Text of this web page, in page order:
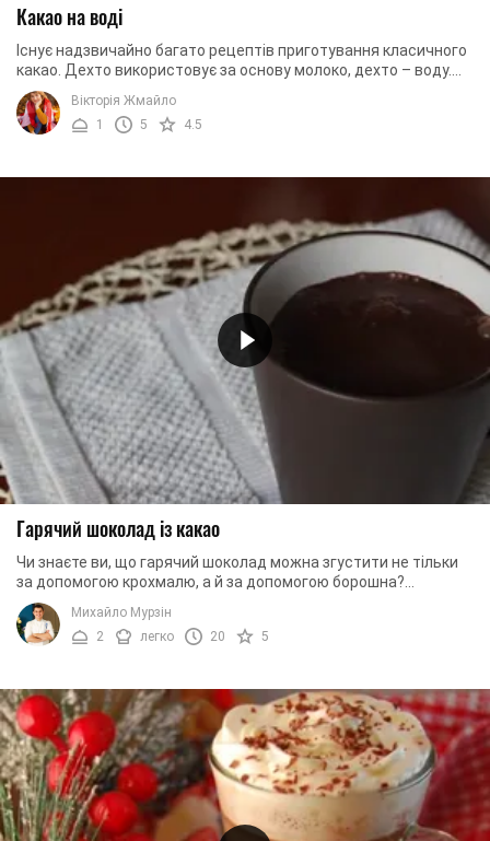
Какао на воді
Існує надзвичайно багато рецептів приготування класичного
какао. Дехто використовує за основу молоко, дехто – воду.
Хтось додає улюблені спеції, а ...
Вікторія Жмайло
1
5 4.5
Гарячий шоколад із какао
Чи знаєте ви, що гарячий шоколад можна згустити не тільки
за допомогою крохмалю, а й за допомогою борошна?
Погодьтеся, досить незвичайний рецепт. ...
Михайло Мурзін
2
легко 20 5